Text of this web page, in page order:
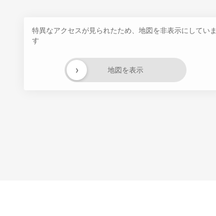
特異なアクセスが見られたため、地図を非表示にしていま
す
地図を表示
›